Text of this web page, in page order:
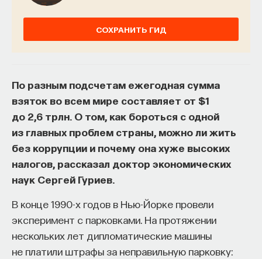
СОХРАНИТЬ ГИД
По разным подсчетам ежегодная сумма
взяток во всем мире составляет от $1
до 2,6 трлн. О том, как бороться с одной
из главных проблем страны, можно ли жить
без коррупции и почему она хуже высоких
налогов, рассказал доктор экономических
наук Сергей Гуриев.
В конце 1990-х годов в Нью-Йорке провели
эксперимент с парковками. На протяжении
нескольких лет дипломатические машины
не платили штрафы за неправильную парковку: